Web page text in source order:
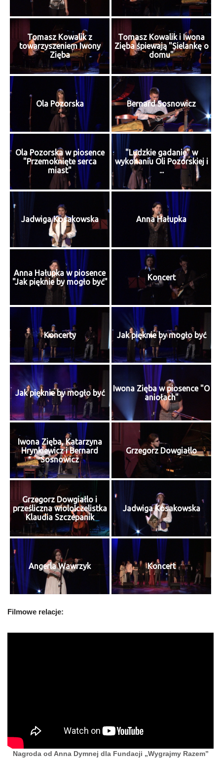
Tomasz Kowalik z
towarzyszeniem Iwony
Zięba
Tomasz Kowalik i Iwona
Zięba śpiewają "Sielankę o
domu"
Ola Pozorska Bernard Sosnowicz
Ola Pozorska w piosence
"Przemoknięte serca
miast"
"Ludzkie gadanie" w
wykonaniu Oli Pozorskiej i
...
Jadwiga Kosakowska Anna Hałupka
Anna Hałupka w piosence
"Jak pięknie by mogło być"
Koncert
Koncerty Jak pięknie by mogło być
Jak pięknie by mogło być
Iwona Zięba w piosence "O
aniołach"
Iwona Zięba, Katarzyna
Hrynkiewicz i Bernard
Sosnowicz
Grzegorz Dowgiałlo
Grzegorz Dowgiałlo i
prześliczna wiololczelistka
Klaudia Szczepanik
Jadwiga Kosakowska
Angerla Wawrzyk Koncert
Filmowe relacje:
Nagroda od Anna Dymnej dla Fundacji „Wygrajmy Razem”